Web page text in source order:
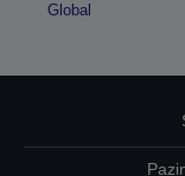
Global